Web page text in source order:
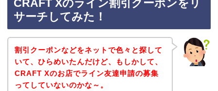
CRAFT Xのライン割引クーポンをリ
サーチしてみた！
割引クーポンなどをネットで色々と探して
いて、ひらめいたんだけど、もしかして、
CRAFT Xのお店でライン友達申請の募集
ってしていないのかな～。